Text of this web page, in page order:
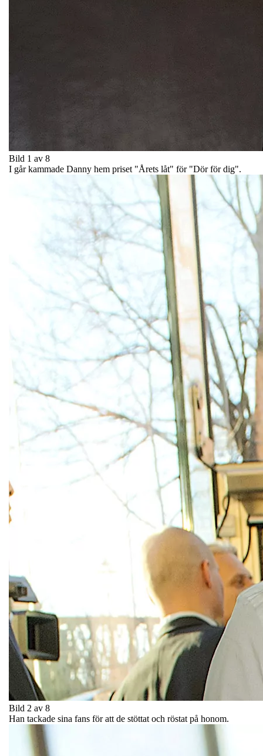
Bild 1 av 8
I går kammade Danny hem priset "Årets låt" för "Dör för dig".
Bild 2 av 8
Han tackade sina fans för att de stöttat och röstat på honom.